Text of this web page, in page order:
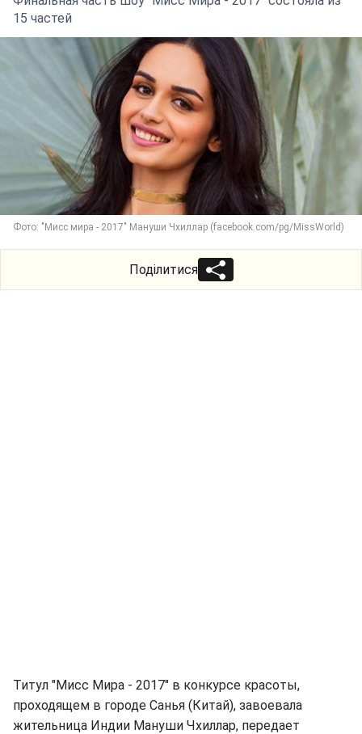
15 частей
Фото: "Мисс мира - 2017" Мануши Чхиллар (facebook.com/pg/MissWorld)
Поділитися
Титул "Мисс Мира - 2017" в конкурсе красоты,
проходящем в городе Санья (Китай), завоевала
жительница Индии Мануши Чхиллар, передает